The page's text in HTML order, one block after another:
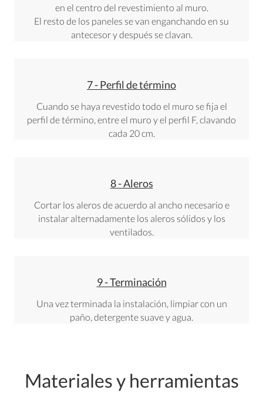
en el centro del revestimiento al muro.
El resto de los paneles se van enganchando en su
antecesor y después se clavan.
7 - Perfil de término
Cuando se haya revestido todo el muro se fija el
perfil de término, entre el muro y el perfil F, clavando
cada 20 cm.
8 - Aleros
Cortar los aleros de acuerdo al ancho necesario e
instalar alternadamente los aleros sólidos y los
ventilados.
9 - Terminación
Una vez terminada la instalación, limpiar con un
paño, detergente suave y agua.
Materiales y herramientas